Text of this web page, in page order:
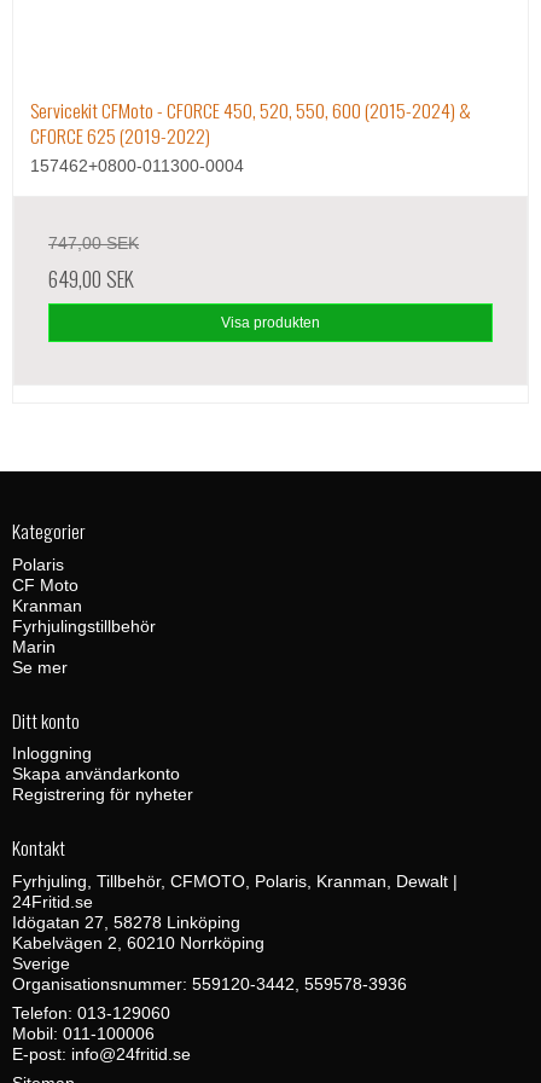
Servicekit CFMoto - CFORCE 450, 520, 550, 600 (2015-2024) &
CFORCE 625 (2019-2022)
157462+0800-011300-0004
747,00 SEK
649,00 SEK
Visa produkten
Kategorier
Polaris
CF Moto
Kranman
Fyrhjulingstillbehör
Marin
Se mer
Ditt konto
Inloggning
Skapa användarkonto
Registrering för nyheter
Kontakt
Fyrhjuling, Tillbehör, CFMOTO, Polaris, Kranman, Dewalt |
24Fritid.se
Idögatan 27, 58278 Linköping
Kabelvägen 2, 60210 Norrköping
Sverige
Organisationsnummer: 559120-3442, 559578-3936
Telefon: 013-129060
Mobil: 011-100006
E-post: info@24fritid.se